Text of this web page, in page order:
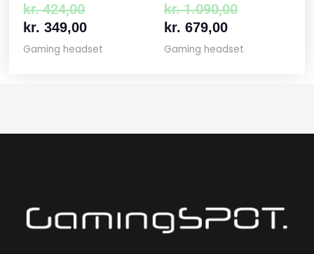
kr.424,00
kr. 349,00
Gaming headset
kr.1.090,00
kr. 679,00
Gaming headset